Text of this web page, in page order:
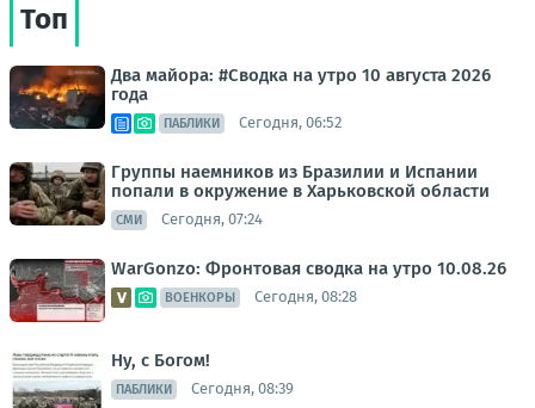
Топ
Два майора: #Сводка на утро 10 августа 2026
года
ПАБЛИКИ Сегодня, 06:52
Группы наемников из Бразилии и Испании
попали в окружение в Харьковской области
СМИ Сегодня, 07:24
WarGonzo: Фронтовая сводка на утро 10.08.26
ВОЕНКОРЫ Сегодня, 08:28
Ну, с Богом!
ПАБЛИКИ Сегодня, 08:39